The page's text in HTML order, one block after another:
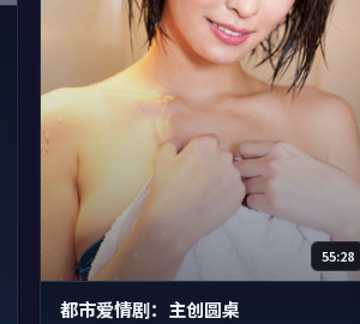
55:28
都市爱情剧：主创圆桌